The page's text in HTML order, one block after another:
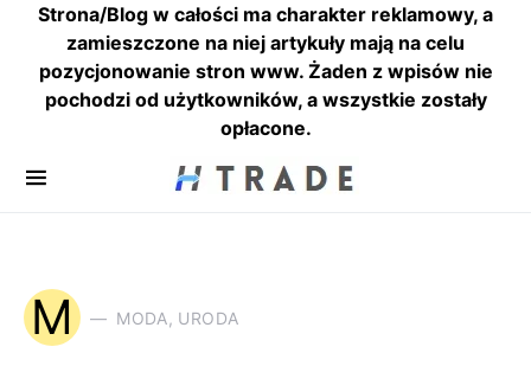
Strona/Blog w całości ma charakter reklamowy, a
zamieszczone na niej artykuły mają na celu
pozycjonowanie stron www. Żaden z wpisów nie
pochodzi od użytkowników, a wszystkie zostały
opłacone.
M MODA, URODA